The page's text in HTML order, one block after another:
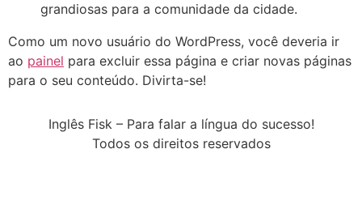
grandiosas para a comunidade da cidade.
Como um novo usuário do WordPress, você deveria ir
ao painel para excluir essa página e criar novas páginas
para o seu conteúdo. Divirta-se!
Inglês Fisk – Para falar a língua do sucesso!
Todos os direitos reservados